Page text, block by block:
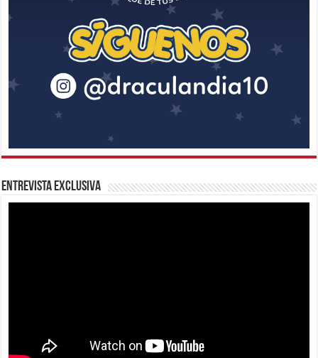
Entrevista Exclusiva